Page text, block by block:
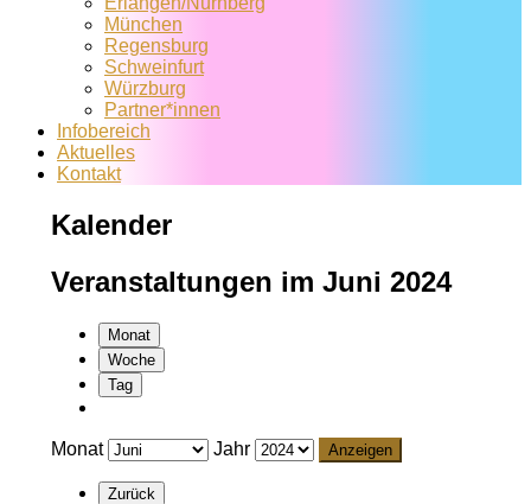
München
Regensburg
Schweinfurt
Würzburg
Partner*innen
Infobereich
Aktuelles
Kontakt
Kalender
Veranstaltungen im Juni 2024
Monat
Woche
Tag
Monat Jahr
Zurück